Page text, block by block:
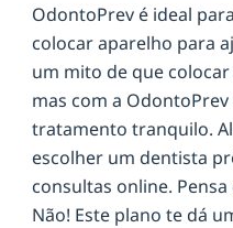
OdontoPrev é ideal
colocar aparelho para
um mito de que
mas com a
tratamento tranquilo.
escolher um dentista
consultas online.
Não! Este plano te dá